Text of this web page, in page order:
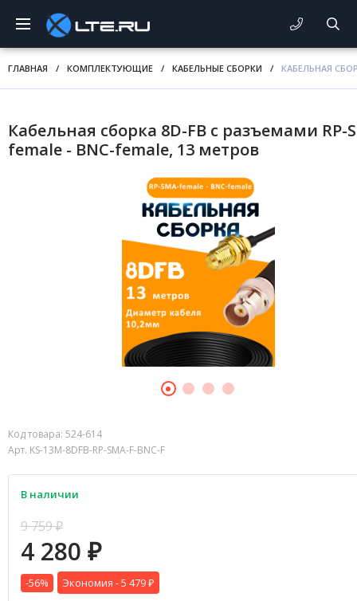
ГЛАВНАЯ / КОМПЛЕКТУЮЩИЕ / КАБЕЛЬНЫЕ СБОРКИ / КАБЕЛЬНАЯ
Кабельная сборка 8D-FB с разъемами RP-
female - BNC-female, 13 метров
Код товара: 524-614
Арт. KS-13M-8DFB-RP-SMA-F-BNC-F
В наличии
9 759₽
4 280 ₽
-56% Экономия -5 479 ₽